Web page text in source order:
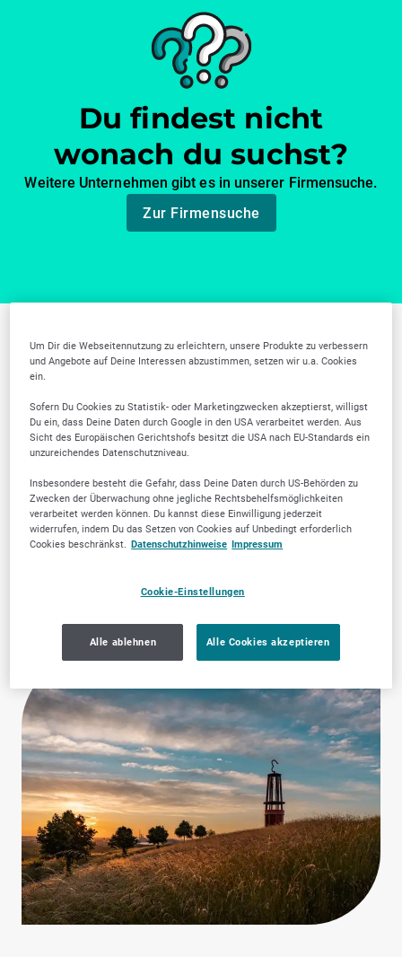
Du findest nicht
wonach du suchst?
Weitere Unternehmen gibt es in unserer Firmensuche.
Zur Firmensuche
Weitere Branchen in
Moers
Tierärztliche
Dienstleistungen
Zahnärztliche
Dienstleistungen
Um Dir die Webseitennutzung zu erleichtern, unsere Produkte zu verbessern
und Angebote auf Deine Interessen abzustimmen, setzen wir u.a. Cookies
ein.
Sofern Du Cookies zu Statistik- oder Marketingzwecken akzeptierst, willigst
Du ein, dass Deine Daten durch Google in den USA verarbeitet werden. Aus
Sicht des Europäischen Gerichtshofs besitzt die USA nach EU-Standards ein
unzureichendes Datenschutzniveau.
Insbesondere besteht die Gefahr, dass Deine Daten durch US-Behörden zu
Zwecken der Überwachung ohne jegliche Rechtsbehelfsmöglichkeiten
verarbeitet werden können. Du kannst diese Einwilligung jederzeit
widerrufen, indem Du das Setzen von Cookies auf Unbedingt erforderlich
Cookies beschränkst. Datenschutzhinweise Impressum
Cookie-Einstellungen
Alle ablehnen Alle Cookies akzeptieren